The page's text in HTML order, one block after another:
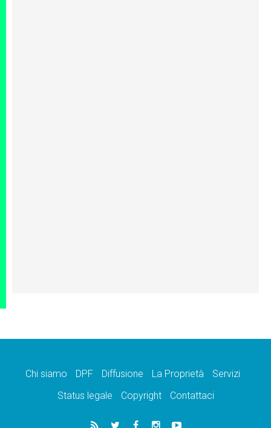
Chi siamo DPF Diffusione La Proprietà
Servizi
Status legale
Copyright Contattaci